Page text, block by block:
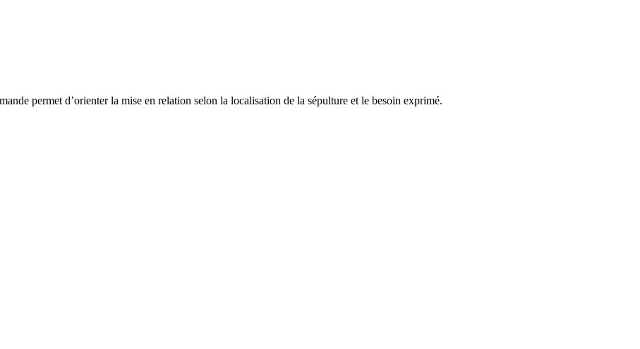
permet d’orienter la mise en relation selon la localisation de la sépulture et le besoin exprimé.